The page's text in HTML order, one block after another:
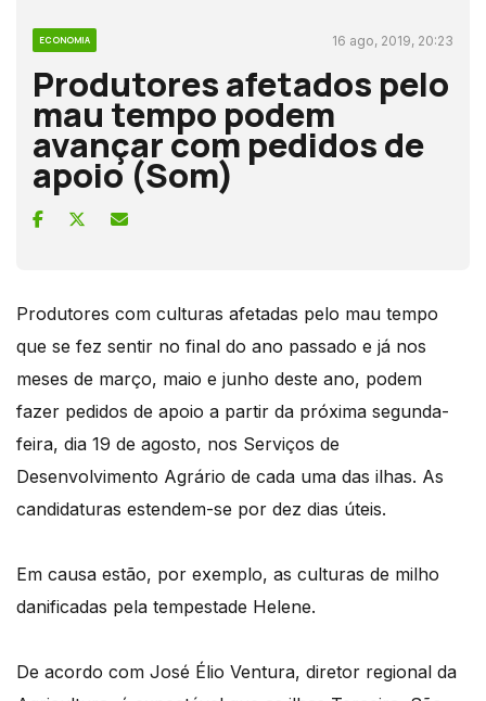
ECONOMIA 16 ago, 2019, 20:23
Produtores afetados pelo
mau tempo podem
avançar com pedidos de
apoio (Som)
Produtores com culturas afetadas pelo mau tempo
que se fez sentir no final do ano passado e já nos
meses de março, maio e junho deste ano, podem
fazer pedidos de apoio a partir da próxima segunda-
feira, dia 19 de agosto, nos Serviços de
Desenvolvimento Agrário de cada uma das ilhas. As
candidaturas estendem-se por dez dias úteis.
Em causa estão, por exemplo, as culturas de milho
danificadas pela tempestade Helene.
De acordo com José Élio Ventura, diretor regional da